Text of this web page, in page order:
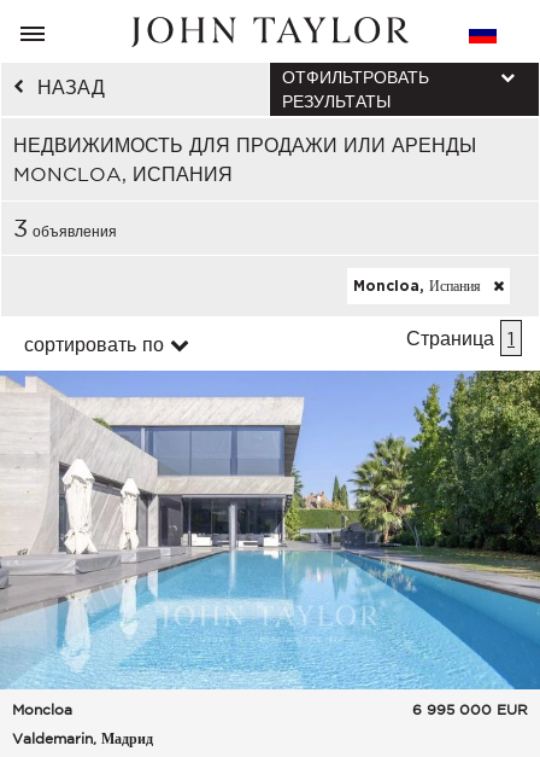
НАЗАД
НЕДВИЖИМОСТЬ ДЛЯ ПРОДАЖИ ИЛИ АРЕНДЫ
MONCLOA, ИСПАНИЯ
ОТФИЛЬТРОВАТЬ
РЕЗУЛЬТАТЫ
3 объявления
Moncloa, Испания
сортировать по Страница 1
Moncloa
Valdemarin, Мадрид
6 995 000 EUR